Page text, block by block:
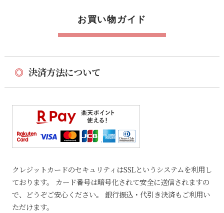
お買い物ガイド
◎ 決済方法について
クレジットカードのセキュリティはSSLというシステムを利用し
ております。 カード番号は暗号化されて安全に送信されますの
で、どうぞご安心ください。 銀行振込・代引き決済もご利用い
ただけます。